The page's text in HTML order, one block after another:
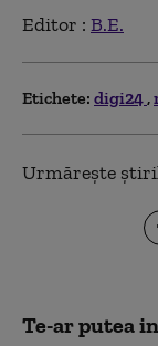
Editor : B.E.
Etichete: digi24
Urmărește
Te-ar putea